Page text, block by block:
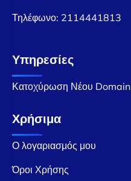
Τηλέφωνο: 2114441813
Υπηρεσίες
Κατοχύρωση Νέου Domain
Χρήσιμα
Ο λογαριασμός μου
Όροι Χρήσης